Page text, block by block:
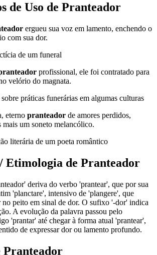
de Uso de Pranteador
ergueu sua voz em lamento, enchendo o
com sua dor.
de um funeral
profissional, ele foi contratado para
velório do magnata.
práticas funerárias em algumas culturas
eterno pranteador de amores perdidos,
mais um soneto melancólico.
literária de um poeta romântico
Etimologia de Pranteador
deriva do verbo 'prantear', que por sua
'planctare', intensivo de 'plangere', que
no peito em sinal de dor. O sufixo '-dor' indica
A evolução da palavra passou pelo
'prantar' até chegar à forma atual 'prantear',
de expressar dor ou lamento profundo.
Pranteador